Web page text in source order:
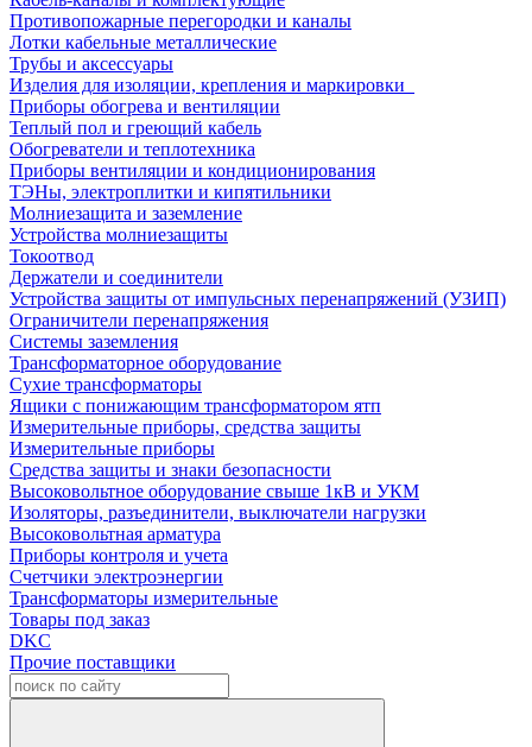
Противопожарные перегородки и каналы
Лотки кабельные металлические
Трубы и аксессуары
Изделия для изоляции, крепления и маркировки
Приборы обогрева и вентиляции
Теплый пол и греющий кабель
Обогреватели и теплотехника
Приборы вентиляции и кондиционирования
ТЭНы, электроплитки и кипятильники
Молниезащита и заземление
Устройства молниезащиты
Токоотвод
Держатели и соединители
Устройства защиты от импульсных перенапряжений (УЗИП)
Ограничители перенапряжения
Системы заземления
Трансформаторное оборудование
Сухие трансформаторы
Ящики с понижающим трансформатором ятп
Измерительные приборы, средства защиты
Измерительные приборы
Средства защиты и знаки безопасности
Высоковольтное оборудование свыше 1кВ и УКМ
Изоляторы, разъединители, выключатели нагрузки
Высоковольтная арматура
Приборы контроля и учета
Счетчики электроэнергии
Трансформаторы измерительные
Товары под заказ
DKC
Прочие поставщики